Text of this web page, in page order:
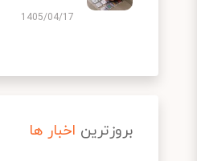
1405/04/17
بروزترین اخبار ها